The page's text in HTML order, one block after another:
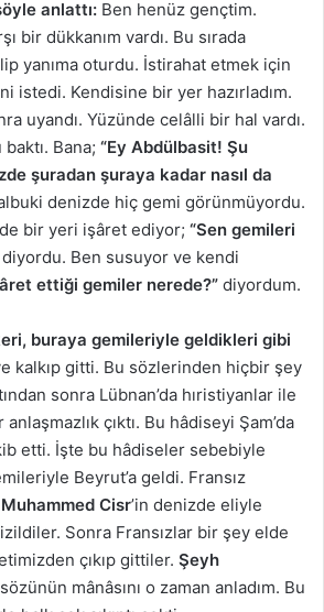
anlattı: Ben henüz gençtim.
bir dükkanım vardı. Bu sırada
yanıma oturdu. İstirahat etmek için
istedi. Kendisine bir yer hazırladım.
uyandı. Yüzünde celâlli bir hal vardı.
Bana; “Ey Abdülbasit! Şu
şuradan şuraya kadar nasıl da
denizde hiç gemi görünmüyordu.
bir yeri işâret ediyor; “Sen gemileri
diyordu. Ben susuyor ve kendi
ettiği gemiler nerede?” diyordum.
buraya gemileriyle geldikleri gibi
kalkıp gitti. Bu sözlerinden hiçbir şey
sonra Lübnan’da hıristiyanlar ile
çıktı. Bu hâdiseyi Şam’da
etti. İşte bu hâdiseler sebebiyle
Beyrut’a geldi. Fransız
Muhammed Cisr’in denizde eliyle
Sonra Fransızlar bir şey elde
çıkıp gittiler. Şeyh
sözünün mânâsını o zaman anladım. Bu